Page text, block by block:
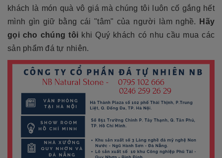
khách là món quà vô giá mà chúng tôi luôn cố gắng hết
mình gìn giữ bằng cái "tâm" của người làm nghề.
Hãy
gọi cho chúng tôi khi Quý khách có nhu cầu mua các
sản phẩm đá tự nhiên.